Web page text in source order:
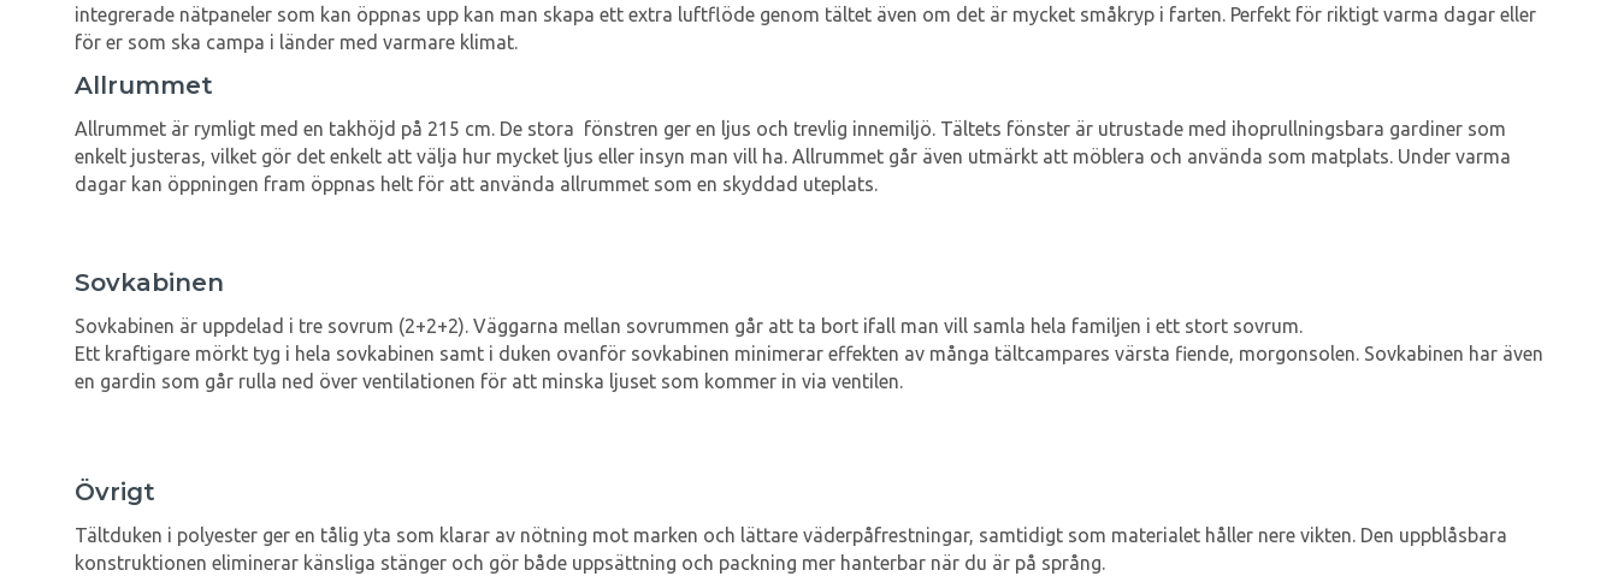
integrerade nätpaneler som kan öppnas upp kan man skapa ett extra luftflöde genom tältet även om det är mycket småkryp i farten. Perfekt för riktigt varma dagar eller
för er som ska campa i länder med varmare klimat.
Allrummet
Allrummet är rymligt med en takhöjd på 215 cm. De stora fönstren ger en ljus och trevlig innemiljö. Tältets fönster är utrustade med ihoprullningsbara gardiner som
enkelt justeras, vilket gör det enkelt att välja hur mycket ljus eller insyn man vill ha. Allrummet går även utmärkt att möblera och använda som matplats. Under varma
dagar kan öppningen fram öppnas helt för att använda allrummet som en skyddad uteplats.
Sovkabinen
Sovkabinen är uppdelad i tre sovrum (2+2+2). Väggarna mellan sovrummen går att ta bort ifall man vill samla hela familjen i ett stort sovrum.
Ett kraftigare mörkt tyg i hela sovkabinen samt i duken ovanför sovkabinen minimerar effekten av många tältcampares värsta fiende, morgonsolen. Sovkabinen har även
en gardin som går rulla ned över ventilationen för att minska ljuset som kommer in via ventilen.
Övrigt
Tältduken i polyester ger en tålig yta som klarar av nötning mot marken och lättare väderpåfrestningar, samtidigt som materialet håller nere vikten. Den uppblåsbara
konstruktionen eliminerar känsliga stänger och gör både uppsättning och packning mer hanterbar när du är på språng.